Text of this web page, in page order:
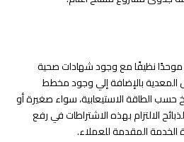
موحدًا نظيفًا مع وجود شهادات صحية
المعدية بالإضافة إلي وجود مخطط
الطاقة الاستيعابية، سواء صغيرة أو
الالتزام بهذه الاشتراطات في رفع
المقدمة للعملاء.